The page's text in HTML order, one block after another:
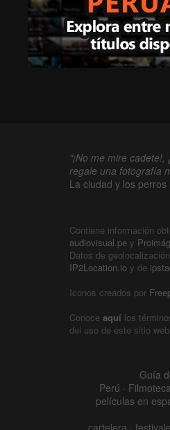
"¡No me mire
regale una fotografía
La ciudad y los perros
Contiene información
audiovisual.pe y
Datos de
IP2Location.io y de
Iconos creados por
Conoce aquí los
del uso de este sitio web.
Guía
Perú ·
películas en